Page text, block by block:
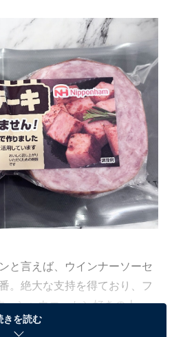
と言えば、ウインナーソーセ
。絶大な支持を得ており、フ
シャウエッセン好きの人
！」と一度は思ったことがあ
きを読む